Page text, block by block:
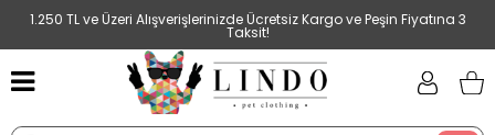
1.250 TL ve Üzeri Alışverişlerinizde Ücretsiz Kargo ve Peşin Fiyatına 3
Taksit!